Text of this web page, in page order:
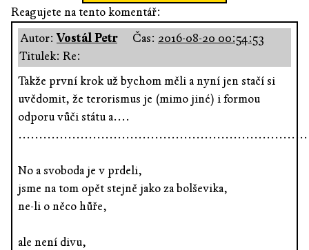
Reagujete na tento komentář:
Autor:Vostál Petr Čas: 2016-08-20 00:54:53
Titulek: Re:
Takže první krok už bychom měli a nyní jen stačí si
uvědomit, že terorismus je (mimo jiné) i formou
odporu vůči státu a....
No a svoboda je v prdeli,
jsme na tom opět stejně jako za bolševika,
ne-li o něco hůře,
ale není divu,